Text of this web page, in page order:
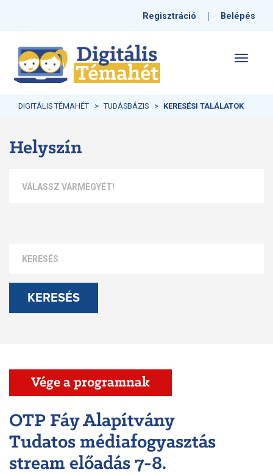
Regisztráció | Belépés
Toggle
DIGITÁLIS TÉMAHÉT TUDÁSBÁZIS KERESÉSI TALÁLATOK
Helyszín
KERESÉS
Vége a programnak
OTP Fáy Alapítvány
Tudatos médiafogyasztás
stream előadás 7-8.